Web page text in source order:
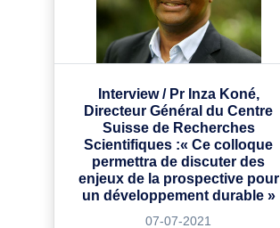
Interview / Pr Inza Koné,
Directeur Général du Centre
Suisse de Recherches
Scientifiques :« Ce colloque
permettra de discuter des
enjeux de la prospective pour
un développement durable »
07-07-2021